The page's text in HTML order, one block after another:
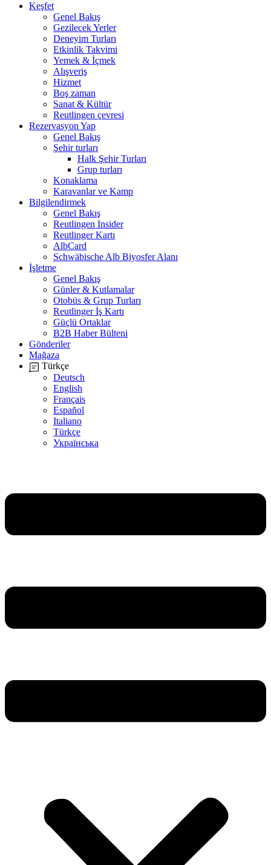
Keşfet
Genel Bakış
Gezilecek Yerler
Deneyim Turları
Etkinlik Takvimi
Yemek & İçmek
Alışveriş
Hizmet
Boş zaman
Sanat & Kültür
Reutlingen çevresi
Rezervasyon Yap
Genel Bakış
Şehir turları
Halk Şehir Turları
Grup turları
Konaklama
Karavanlar ve Kamp
Bilgilendirmek
Genel Bakış
Reutlingen Insider
Reutlinger Kartı
AlbCard
Schwäbische Alb Biyosfer Alanı
İşletme
Genel Bakış
Günler & Kutlamalar
Otobüs & Grup Turları
Reutlinger İş Kartı
Güçlü Ortaklar
B2B Haber Bülteni
Gönderiler
Mağaza
Türkçe
Deutsch
English
Français
Español
Italiano
Türkçe
Українська